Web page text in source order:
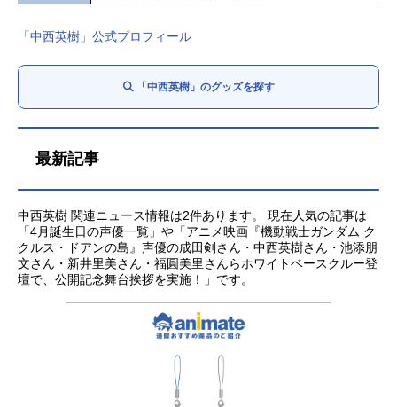
「中西英樹」公式プロフィール
「中西英樹」のグッズを探す
最新記事
中西英樹 関連ニュース情報は2件あります。 現在人気の記事は
「4月誕生日の声優一覧」や「アニメ映画『機動戦士ガンダム ク
クルス・ドアンの島』声優の成田剣さん・中西英樹さん・池添朋
文さん・新井里美さん・福圓美里さんらホワイトベースクルー登
壇で、公開記念舞台挨拶を実施！」です。